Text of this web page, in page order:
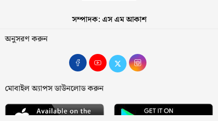
সম্পাদক: এস এম আকাশ
অনুসরণ করুন
মোবাইল অ্যাপস ডাউনলোড করুন